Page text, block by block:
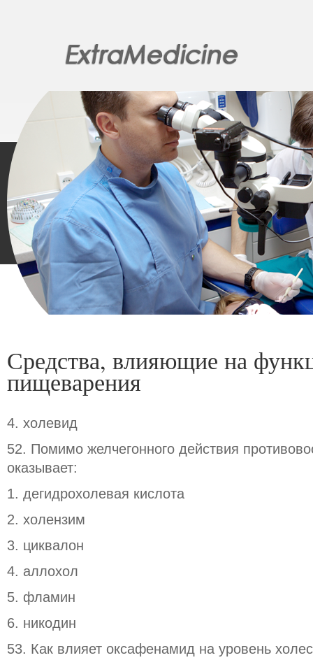
Средства, влияющие на
пищеварения
4. холевид
52. Помимо желчегонного действия
оказывает:
1. дегидрохолевая кислота
2. холензим
3. циквалон
4. аллохол
5. фламин
6. никодин
53. Как влияет оксафенамид на уровень